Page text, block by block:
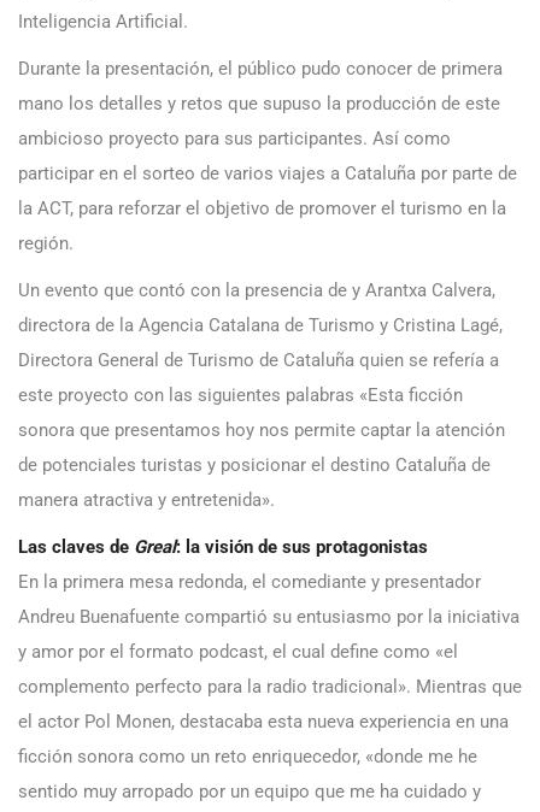
Inteligencia Artificial.
Durante la presentación, el público pudo conocer de primera
mano los detalles y retos que supuso la producción de este
ambicioso proyecto para sus participantes. Así como
participar en el sorteo de varios viajes a Cataluña por parte de
la ACT, para reforzar el objetivo de promover el turismo en la
región.
Un evento que contó con la presencia de y Arantxa Calvera,
directora de la Agencia Catalana de Turismo y Cristina Lagé,
Directora General de Turismo de Cataluña quien se refería a
este proyecto con las siguientes palabras «Esta ficción
sonora que presentamos hoy nos permite captar la atención
de potenciales turistas y posicionar el destino Cataluña de
manera atractiva y entretenida».
Las claves de Greal: la visión de sus protagonistas
En la primera mesa redonda, el comediante y presentador
Andreu Buenafuente compartió su entusiasmo por la iniciativa
y amor por el formato podcast, el cual define como «el
complemento perfecto para la radio tradicional». Mientras que
el actor Pol Monen, destacaba esta nueva experiencia en una
ficción sonora como un reto enriquecedor, «donde me he
sentido muy arropado por un equipo que me ha cuidado y